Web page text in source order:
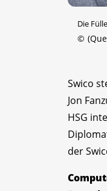
Die
©
Swico
Jon
HSG
der